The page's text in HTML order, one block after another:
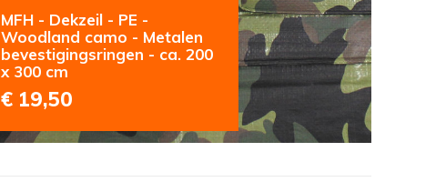
MFH - Dekzeil - PE -
Woodland camo - Metalen
bevestigingsringen - ca. 200
x 300 cm
€ 19,50